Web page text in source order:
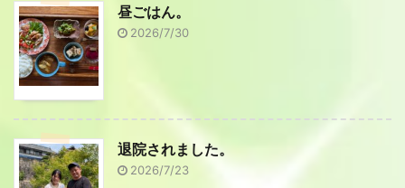
昼ごはん。
2026/7/30
退院されました。
2026/7/23